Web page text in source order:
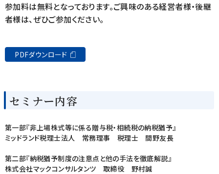
参加料は無料となっております。ご興味のある経営者様・後継
者様は、ぜひご参加ください。
PDFダウンロード
セミナー内容
第一部『非上場株式等に係る贈与税・相続税の納税猶予』
ミッドランド税理士法人 常務理事 税理士 間野友長
第二部『納税猶予制度の注意点と他の手法を徹底解説』
株式会社マックコンサルタンツ 取締役 野村誠